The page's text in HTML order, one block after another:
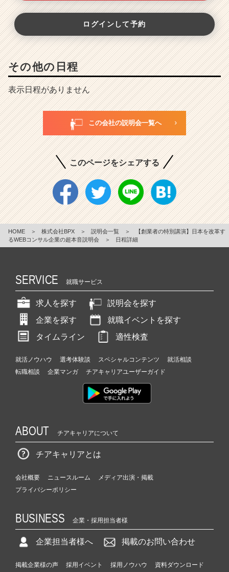
ログインして予約
その他の日程
表示日程がありません
この会社の説明会一覧へ
このページをシェアする
HOME ＞ 株式会社BPX ＞ 説明会一覧 ＞
【創業者の特別講演】日本を改革す
るWEBコンサル企業の超本音説明会
＞ 日程詳細
SERVICE 就職サービス
求人を探す
説明会を探す
企業を探す
就職イベントを探す
タイムライン
適性検査
就活ノウハウ 選考体験談 スペシャルコンテンツ
就活相談
転職相談
企業マンガ チアキャリアユーザーガイド
ABOUT チアキャリアについて
チアキャリアとは
会社概要 ニュースルーム
メディア出演・掲載
プライバシーポリシー
BUSINESS 企業・採用担当者様
企業担当者様へ 掲載のお問い合わせ
掲載企業様の声 採用イベント 採用ノウハウ 資料ダウンロード